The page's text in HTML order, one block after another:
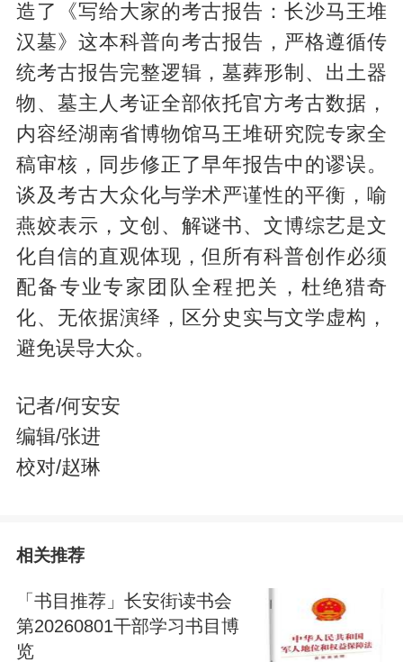
造了《写给大家的考古报告：长沙马王堆
汉墓》这本科普向考古报告，严格遵循传
统考古报告完整逻辑，墓葬形制、出土器
物、墓主人考证全部依托官方考古数据，
内容经湖南省博物馆马王堆研究院专家全
稿审核，同步修正了早年报告中的谬误。
谈及考古大众化与学术严谨性的平衡，喻
燕姣表示，文创、解谜书、文博综艺是文
化自信的直观体现，但所有科普创作必须
配备专业专家团队全程把关，杜绝猎奇
化、无依据演绎，区分史实与文学虚构，
避免误导大众。
记者/何安安
编辑/张进
校对/赵琳
相关推荐
「书目推荐」长安街读书会
第20260801干部学习书目博
览